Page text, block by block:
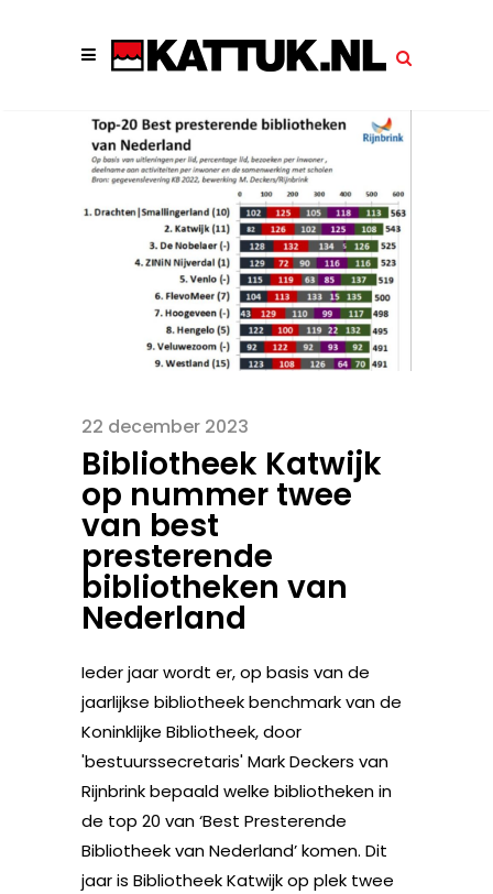
22 december 2023
Bibliotheek Katwijk
op nummer twee
van best
presterende
bibliotheken van
Nederland
Ieder jaar wordt er, op basis van de
jaarlijkse bibliotheek benchmark van de
Koninklijke Bibliotheek, door
'bestuurssecretaris' Mark Deckers van
Rijnbrink bepaald welke bibliotheken in
de top 20 van ‘Best Presterende
Bibliotheek van Nederland’ komen. Dit
jaar is Bibliotheek Katwijk op plek twee